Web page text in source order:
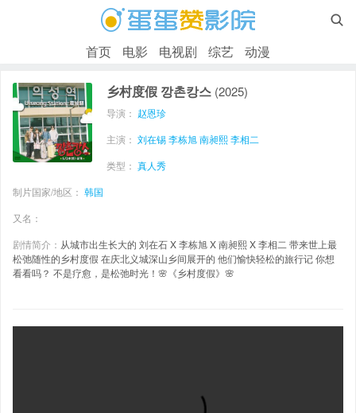

首页 电影 电视剧 综艺 动漫
乡村度假 깡촌캉스 (2025)
导演： 赵恩珍
主演： 刘在锡李栋旭南昶熙李相二
类型： 真人秀
制片国家/地区： 韩国
又名：
剧情简介： 从城市出生长大的 刘在石 X 李栋旭 X 南昶熙 X 李相二 带来世上最
松弛随性的乡村度假 在庆北义城深山乡间展开的 他们愉快轻松的旅行记 你想
看看吗？ 不是疗愈，是松弛时光！🌸《乡村度假》🌸